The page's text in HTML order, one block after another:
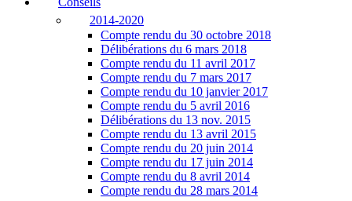
2014-2020
Compte rendu du 30 octobre 2018
Délibérations du 6 mars 2018
Compte rendu du 11 avril 2017
Compte rendu du 7 mars 2017
Compte rendu du 10 janvier 2017
Compte rendu du 5 avril 2016
Délibérations du 13 nov. 2015
Compte rendu du 13 avril 2015
Compte rendu du 20 juin 2014
Compte rendu du 17 juin 2014
Compte rendu du 8 avril 2014
Compte rendu du 28 mars 2014